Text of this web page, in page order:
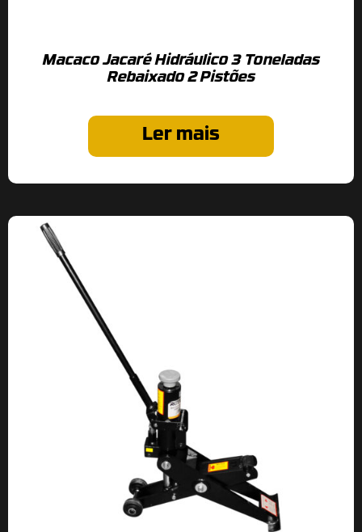
Macaco Jacaré Hidráulico 3 Toneladas
Rebaixado 2 Pistões
Ler mais